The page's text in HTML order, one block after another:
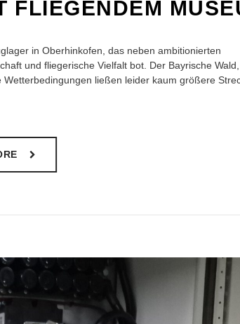
FLIEGENDEM
in Oberhinkofen, das neben ambitionierten
und fliegerische Vielfalt bot. Der Bayrische
ließen leider kaum größere